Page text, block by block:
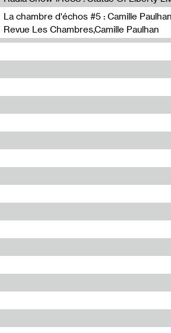
Resonance
La chambre d'échos #5 : Camille Paulhan
Revue Les Chambres,Camille Paulhan